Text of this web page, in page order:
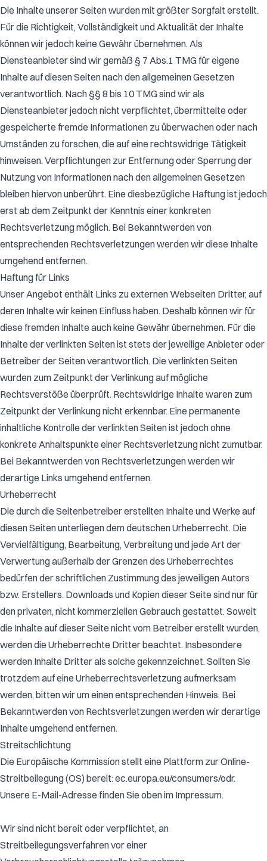
Die Inhalte unserer Seiten wurden mit größter Sorgfalt erstellt.
Für die Richtigkeit, Vollständigkeit und Aktualität der Inhalte
können wir jedoch keine Gewähr übernehmen. Als
Diensteanbieter sind wir gemäß § 7 Abs.1 TMG für eigene
Inhalte auf diesen Seiten nach den allgemeinen Gesetzen
verantwortlich. Nach §§ 8 bis 10 TMG sind wir als
Diensteanbieter jedoch nicht verpflichtet, übermittelte oder
gespeicherte fremde Informationen zu überwachen oder nach
Umständen zu forschen, die auf eine rechtswidrige Tätigkeit
hinweisen. Verpflichtungen zur Entfernung oder Sperrung der
Nutzung von Informationen nach den allgemeinen Gesetzen
bleiben hiervon unberührt. Eine diesbezügliche Haftung ist jedoch
erst ab dem Zeitpunkt der Kenntnis einer konkreten
Rechtsverletzung möglich. Bei Bekanntwerden von
entsprechenden Rechtsverletzungen werden wir diese Inhalte
umgehend entfernen.
Haftung für Links
Unser Angebot enthält Links zu externen Webseiten Dritter, auf
deren Inhalte wir keinen Einfluss haben. Deshalb können wir für
diese fremden Inhalte auch keine Gewähr übernehmen. Für die
Inhalte der verlinkten Seiten ist stets der jeweilige Anbieter oder
Betreiber der Seiten verantwortlich. Die verlinkten Seiten
wurden zum Zeitpunkt der Verlinkung auf mögliche
Rechtsverstöße überprüft. Rechtswidrige Inhalte waren zum
Zeitpunkt der Verlinkung nicht erkennbar. Eine permanente
inhaltliche Kontrolle der verlinkten Seiten ist jedoch ohne
konkrete Anhaltspunkte einer Rechtsverletzung nicht zumutbar.
Bei Bekanntwerden von Rechtsverletzungen werden wir
derartige Links umgehend entfernen.
Urheberrecht
Die durch die Seitenbetreiber erstellten Inhalte und Werke auf
diesen Seiten unterliegen dem deutschen Urheberrecht. Die
Vervielfältigung, Bearbeitung, Verbreitung und jede Art der
Verwertung außerhalb der Grenzen des Urheberrechtes
bedürfen der schriftlichen Zustimmung des jeweiligen Autors
bzw. Erstellers. Downloads und Kopien dieser Seite sind nur für
den privaten, nicht kommerziellen Gebrauch gestattet. Soweit
die Inhalte auf dieser Seite nicht vom Betreiber erstellt wurden,
werden die Urheberrechte Dritter beachtet. Insbesondere
werden Inhalte Dritter als solche gekennzeichnet. Sollten Sie
trotzdem auf eine Urheberrechtsverletzung aufmerksam
werden, bitten wir um einen entsprechenden Hinweis. Bei
Bekanntwerden von Rechtsverletzungen werden wir derartige
Inhalte umgehend entfernen.
Streitschlichtung
Die Europäische Kommission stellt eine Plattform zur Online-
Streitbeilegung (OS) bereit: ec.europa.eu/consumers/odr.
Unsere E-Mail-Adresse finden Sie oben im Impressum.
Wir sind nicht bereit oder verpflichtet, an
Streitbeilegungsverfahren vor einer